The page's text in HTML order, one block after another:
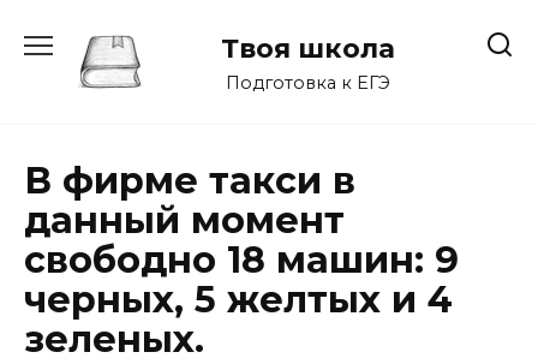
содержанию
Твоя школа
Подготовка к ЕГЭ
В фирме такси в
данный момент
свободно 18 машин: 9
черных, 5 желтых и 4
зеленых.